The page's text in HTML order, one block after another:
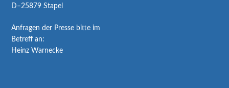
D–25879 Stapel
Anfragen der Presse bitte im
Betreff an:
Heinz Warnecke